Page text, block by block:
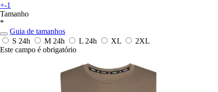
+-1
Tamanho
*
Guia de tamanhos
S 24h M 24h L 24h XL
2XL
Este campo é obrigatório